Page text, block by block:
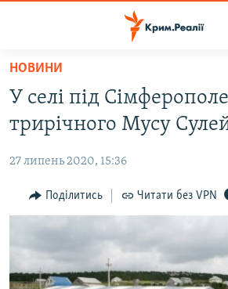
Перейти
основного
матеріалу
Перейти
до
навігації
Перейти
пошуку
ВОДА.КРИМ
ВІДЕО ТА ФОТО
ПОЛІТИКА
БЛОГИ
ІНТЕРВ'Ю
ВСЕ ЗА ДЕНЬ
НОВИНИ
У селі під
трирічного Мусу
27 липень 2020, 15:36
Поділитись Читати без VPN